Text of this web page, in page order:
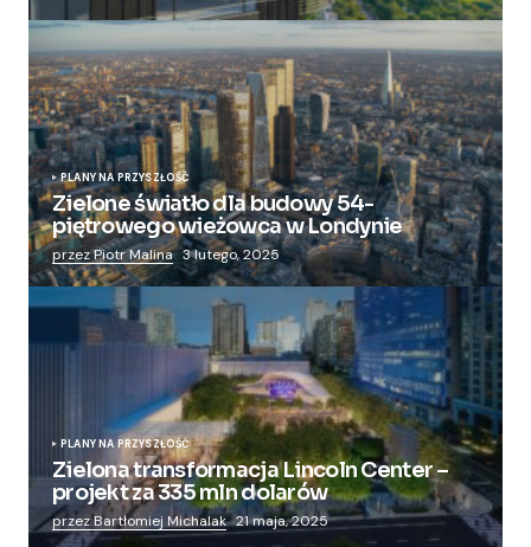
PLANY NA PRZYSZŁOŚĆ
Zielone światło dla budowy 54-
piętrowego wieżowca w Londynie
przez Piotr Malina 3 lutego, 2025
PLANY NA PRZYSZŁOŚĆ
Zielona transformacja Lincoln Center –
projekt za 335 mln dolarów
przez Bartłomiej Michalak 21 maja, 2025